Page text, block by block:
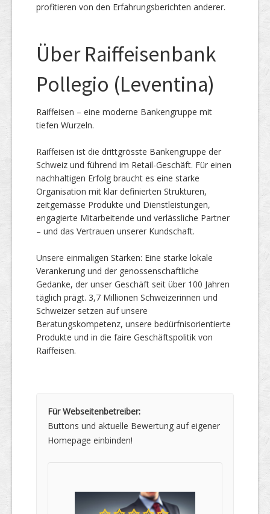
profitieren von den Erfahrungsberichten anderer.
Über Raiffeisenbank
Pollegio (Leventina)
Raiffeisen – eine moderne Bankengruppe mit
tiefen Wurzeln.
Raiffeisen ist die drittgrösste Bankengruppe der
Schweiz und führend im Retail-Geschäft. Für einen
nachhaltigen Erfolg braucht es eine starke
Organisation mit klar definierten Strukturen,
zeitgemässe Produkte und Dienstleistungen,
engagierte Mitarbeitende und verlässliche Partner
– und das Vertrauen unserer Kundschaft.
Unsere einmaligen Stärken: Eine starke lokale
Verankerung und der genossenschaftliche
Gedanke, der unser Geschäft seit über 100 Jahren
täglich prägt. 3,7 Millionen Schweizerinnen und
Schweizer setzen auf unsere
Beratungskompetenz, unsere bedürfnisorientierte
Produkte und in die faire Geschäftspolitik von
Raiffeisen.
Für Webseitenbetreiber:
Buttons und aktuelle Bewertung auf eigener
Homepage einbinden!